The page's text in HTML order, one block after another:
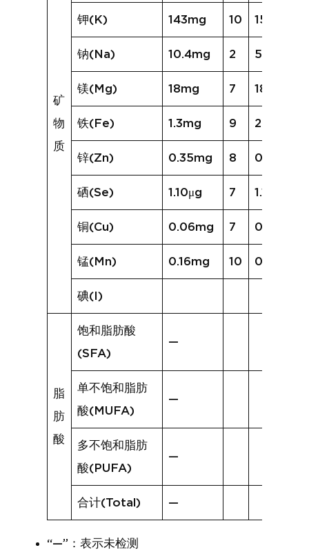
矿
物
质
钾(K) 143mg 10 153mg
钠(Na) 10.4mg 2 5.8mg
镁(Mg) 18mg 7 18mg
铁(Fe) 1.3mg 9 2.1mg
锌(Zn) 0.35mg 8 0.47mg
硒(Se) 1.10μg 7 1.13μg
铜(Cu) 0.06mg 7 0.08mg
锰(Mn) 0.16mg 10 0.21mg
碘(I)
脂
肪
酸
饱和脂肪酸
(SFA)
—
单不饱和脂肪
酸(MUFA)
—
多不饱和脂肪
酸(PUFA)
—
合计(Total) —
“—”：表示未检测